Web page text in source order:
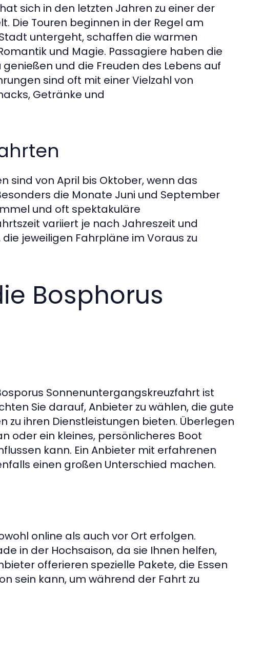
sich in den letzten Jahren zu einer der
Die Touren beginnen in der Regel am
untergeht, schaffen die warmen
und Magie. Passagiere haben die
und die Freuden des Lebens auf
sind oft mit einer Vielzahl von
Getränke und
sind von April bis Oktober, wenn das
die Monate Juni und September
und oft spektakuläre
variiert je nach Jahreszeit und
jeweiligen Fahrpläne im Voraus zu
Bosphorus
Sonnenuntergangskreuzfahrt ist
Sie darauf, Anbieter zu wählen, die gute
ihren Dienstleistungen bieten. Überlegen
oder ein kleines, persönlicheres Boot
kann. Ein Anbieter mit erfahrenen
einen großen Unterschied machen.
online als auch vor Ort erfolgen.
in der Hochsaison, da sie Ihnen helfen,
offerieren spezielle Pakete, die Essen
sein kann, um während der Fahrt zu